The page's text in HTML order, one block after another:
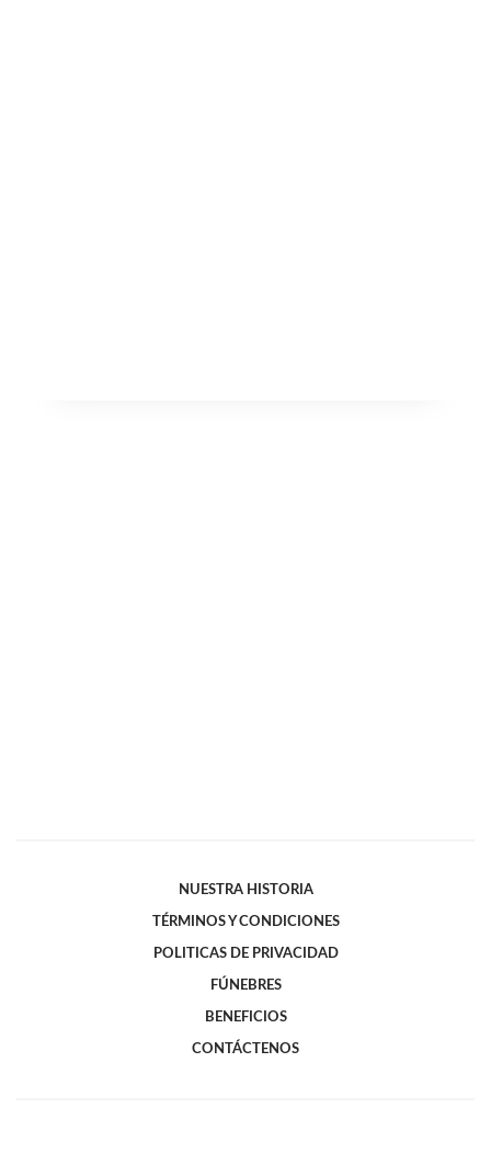
NUESTRA HISTORIA
TÉRMINOS Y CONDICIONES
POLITICAS DE PRIVACIDAD
FÚNEBRES
BENEFICIOS
CONTÁCTENOS